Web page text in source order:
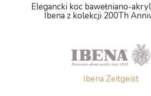
Elegancki koc bawełniano-
Ibena z kolekcji 200Th
Ibena Zeitgeist